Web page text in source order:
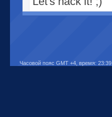
Часовой пояс GMT +4, время: 23:39